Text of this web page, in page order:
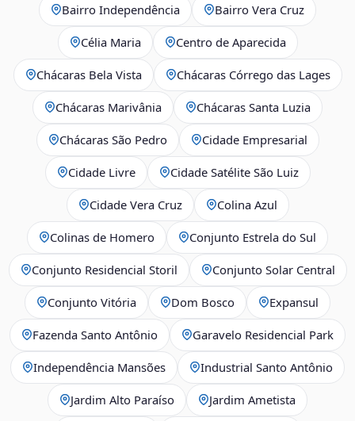
Bairro Independência Bairro Vera Cruz
Célia Maria Centro de Aparecida
Chácaras Bela Vista Chácaras Córrego das Lages
Chácaras Marivânia Chácaras Santa Luzia
Chácaras São Pedro Cidade Empresarial
Cidade Livre Cidade Satélite São Luiz
Cidade Vera Cruz Colina Azul
Colinas de Homero Conjunto Estrela do Sul
Conjunto Residencial Storil Conjunto Solar Central
Conjunto Vitória Dom Bosco Expansul
Fazenda Santo Antônio Garavelo Residencial Park
Independência Mansões Industrial Santo Antônio
Jardim Alto Paraíso Jardim Ametista